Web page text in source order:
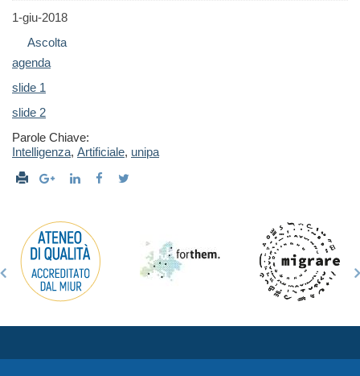
1-giu-2018
Ascolta
agenda
slide 1
slide 2
Parole Chiave:
Intelligenza, Artificiale, unipa